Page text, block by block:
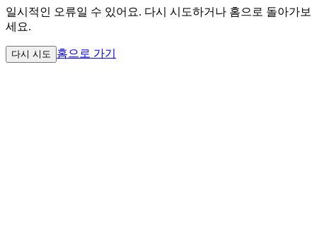
일시적인 오류일 수 있어요. 다시 시도하거나 홈으로 돌아가보
세요.
다시 시도 홈으로 가기